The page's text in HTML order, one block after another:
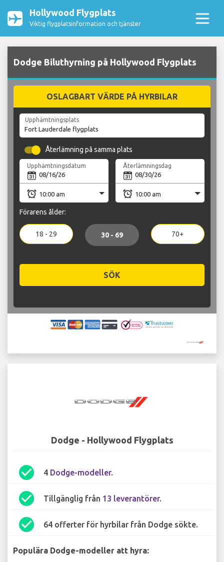
Hollywood Flygplats
Viktig flygplatsinformation och tjänster
Dodge Biluthyrning på Hollywood Flygplats
OSLAGBART VÄRDE PÅ HYRBILAR
Upphämtningsplats
Återlämning på samma plats
Upphämtningsdatum Återlämningsdag
Förarens ålder:
18 - 29 30 - 69 70+
SÖK
Dodge - Hollywood Flygplats
check_circle 4 Dodge-modeller.
check_circle Tillgänglig från 13 leverantörer.
check_circle 64 offerter för hyrbilar från Dodge sökte.
Populära Dodge-modeller att hyra: